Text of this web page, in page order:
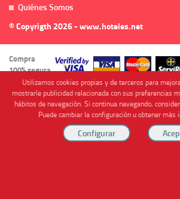
Quiénes Somos
© Copyrigth 2026 - www.hoteles.net
Compra
100% segura
Cofinanciado por
Utilizamos cookies propias y de terceros para
mostrarle publicidad relacionada con sus preferencias
hábitos de navegación. Si continua navegando,
Puede cambiar la configuración u obtener más